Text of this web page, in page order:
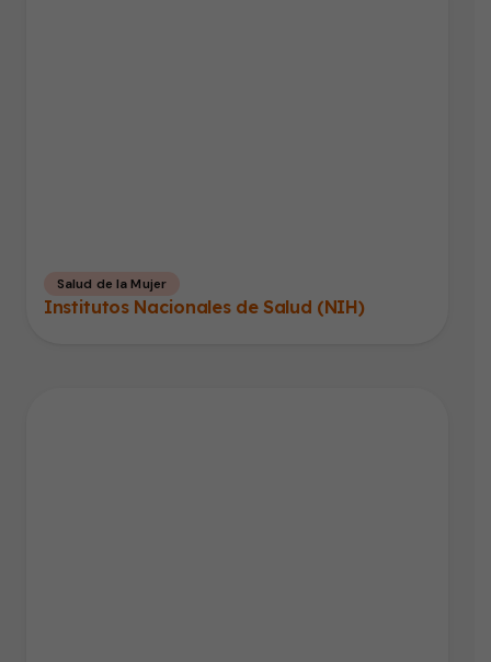
Salud de la Mujer
Institutos Nacionales de Salud (NIH)